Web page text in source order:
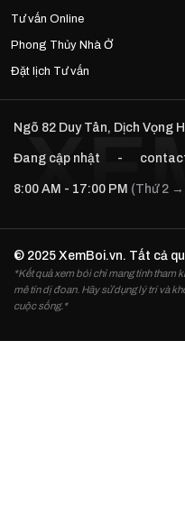
Tư vấn Online
Phong Thủy Nhà Ở
Đặt lịch Tư vấn
Ngõ 82 Duy Tân, Dịch Vọng
Đang cập nhật -
8:00 AM - 17:00 PM (Thứ 2
© 2025 XemBoi.vn. Tất cả
*Kết quả xem bói chỉ mang tính tham
mê tín dị đoan. Hãy sử dụng lý trí và
cuộc sống.*